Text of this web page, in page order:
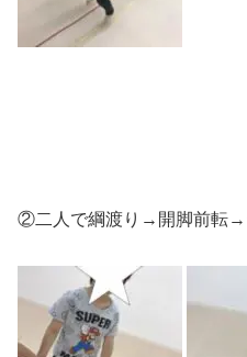
②二人で綱渡り→開脚前転→